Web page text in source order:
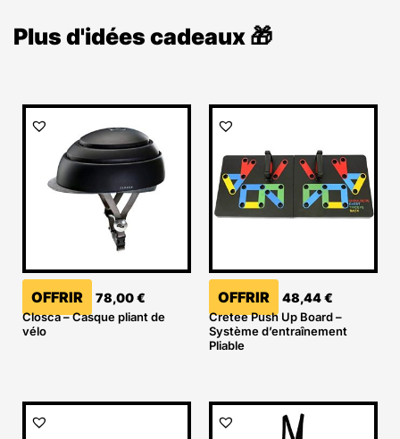
Plus d'idées cadeaux 🎁
OFFRIR 78,00€
Closca – Casque pliant de
vélo
OFFRIR 48,44€
Cretee Push Up Board –
Système d’entraînement
Pliable